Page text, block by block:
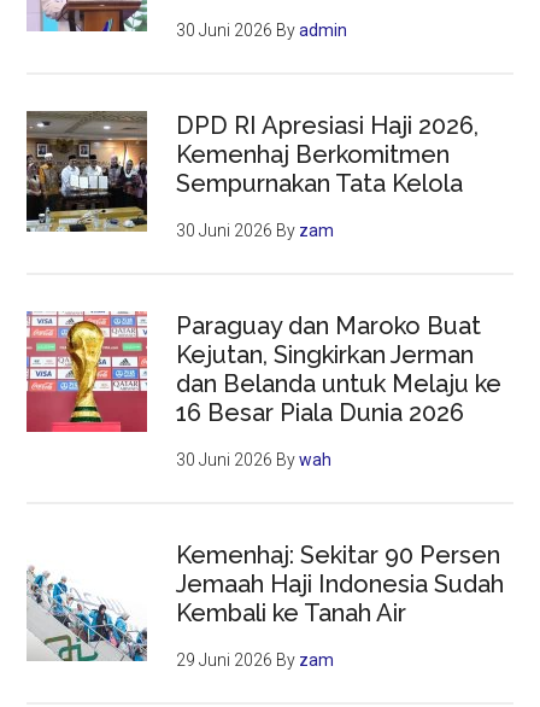
30 Juni 2026 Byadmin
DPD RI Apresiasi Haji 2026,
Kemenhaj Berkomitmen
Sempurnakan Tata Kelola
30 Juni 2026 By zam
Paraguay dan Maroko Buat
Kejutan, Singkirkan Jerman
dan Belanda untuk Melaju ke
16 Besar Piala Dunia 2026
30 Juni 2026 Bywah
Kemenhaj: Sekitar 90 Persen
Jemaah Haji Indonesia Sudah
Kembali ke Tanah Air
29 Juni 2026 By zam